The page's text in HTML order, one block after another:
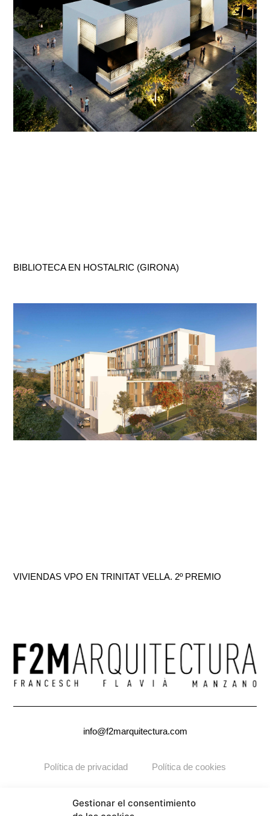
Gestionar el consentimiento
BIBLIOTECA EN HOSTALRIC (GIRONA)
VIVIENDAS VPO EN TRINITAT VELLA. 2º PREMIO
info@f2marquitectura.com
Política de privacidad Política de cookies
reservados.